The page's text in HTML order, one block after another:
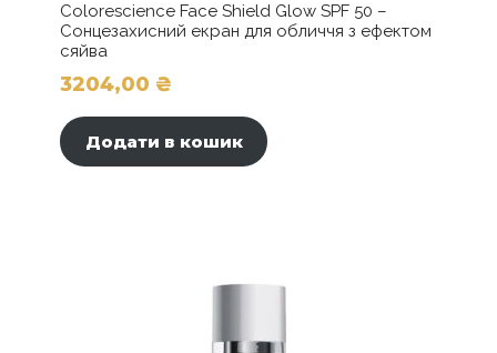
Colorescience Face Shield Glow SPF 50 –
Сонцезахисний екран для обличчя з ефектом
сяйва
3204,00 ₴
Додати в кошик